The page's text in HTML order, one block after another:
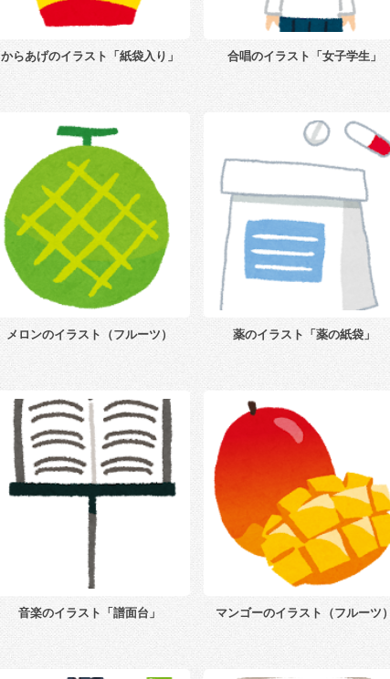
からあげのイラスト「紙袋入り」 合唱のイラスト「女子学生」
メロンのイラスト（フルーツ） 薬のイラスト「薬の紙袋」
音楽のイラスト「譜面台」 マンゴーのイラスト（フルーツ）